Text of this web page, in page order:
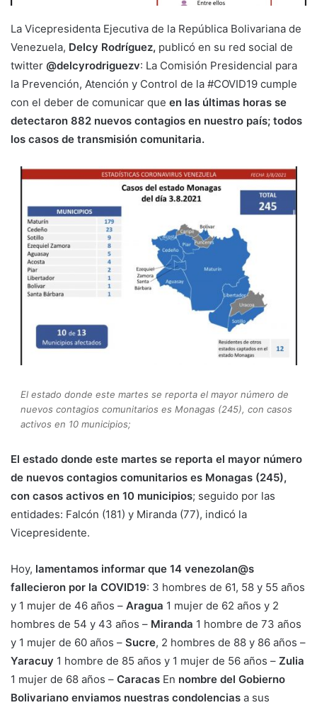
La Vicepresidenta Ejecutiva de la República Bolivariana de
Venezuela, Delcy Rodríguez, publicó en su red social de
twitter @delcyrodriguezv: La Comisión Presidencial para
la Prevención, Atención y Control de la #COVID19 cumple
con el deber de comunicar que en las últimas horas se
detectaron 882 nuevos contagios en nuestro país; todos
los casos de transmisión comunitaria.
El estado donde este martes se reporta el mayor número de
nuevos contagios comunitarios es Monagas (245), con casos
activos en 10 municipios;
El estado donde este martes se reporta el mayor número
de nuevos contagios comunitarios es Monagas (245),
con casos activos en 10 municipios; seguido por las
entidades: Falcón (181) y Miranda (77), indicó la
Vicepresidente.
Hoy, lamentamos informar que 14 venezolan@s
fallecieron por la COVID19: 3 hombres de 61, 58 y 55 años
y 1 mujer de 46 años – Aragua 1 mujer de 62 años y 2
hombres de 54 y 43 años – Miranda 1 hombre de 73 años
y 1 mujer de 60 años – Sucre, 2 hombres de 88 y 86 años –
Yaracuy 1 hombre de 85 años y 1 mujer de 56 años – Zulia
1 mujer de 68 años – Caracas En nombre del Gobierno
Bolivariano enviamos nuestras condolencias a sus